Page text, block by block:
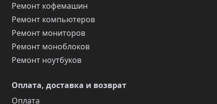
Ремонт кофемашин
Ремонт компьютеров
Ремонт мониторов
Ремонт моноблоков
Ремонт ноутбуков
Оплата, доставка и возврат
Оплата